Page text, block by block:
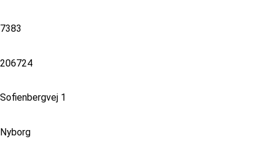
7383
206724
Sofienbergvej 1
Nyborg